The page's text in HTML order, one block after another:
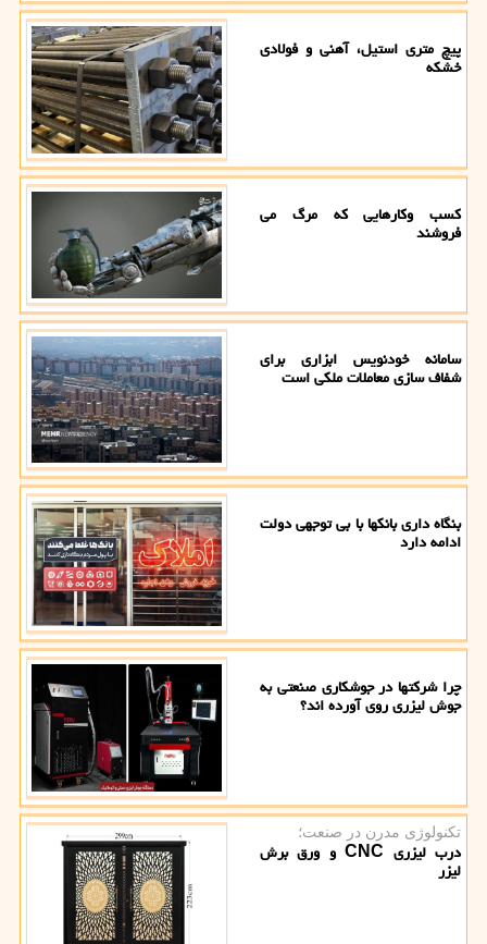
پیچ متری استیل، آهنی و فولادی
خشکه
کسب وکارهایی که مرگ می
فروشند
سامانه خودنویس ابزاری برای
شفاف سازی معاملات ملکی است
بنگاه داری بانکها با بی توجهی دولت
ادامه دارد
چرا شرکتها در جوشکاری صنعتی به
جوش لیزری روی آورده اند؟
تکنولوژی مدرن در صنعت؛
درب لیزری CNC و ورق برش
لیزر